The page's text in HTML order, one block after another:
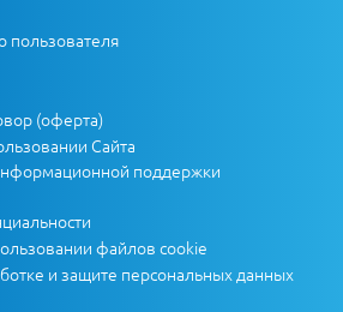
пользователя
(оферта)
Сайта
поддержки
файлов cookie
и защите персональных данных